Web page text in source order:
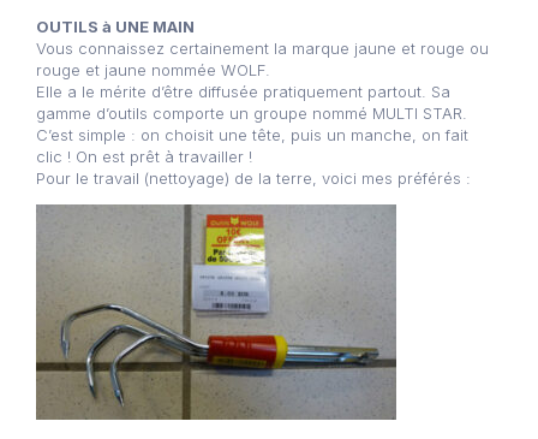
OUTILS à UNE MAIN
Vous connaissez certainement la marque jaune et rouge ou
rouge et jaune nommée WOLF.
Elle a le mérite d’être diffusée pratiquement partout. Sa
gamme d’outils comporte un groupe nommé MULTI STAR.
C’est simple : on choisit une tête, puis un manche, on fait
clic ! On est prêt à travailler !
Pour le travail (nettoyage) de la terre, voici mes préférés :